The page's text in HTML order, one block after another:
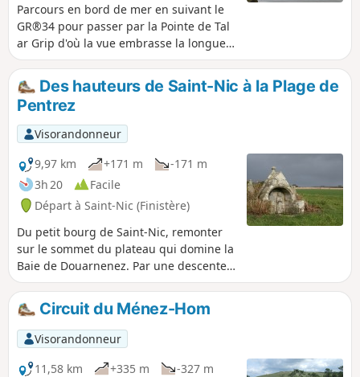
Parcours en bord de mer en suivant le
GR®34 pour passer par la Pointe de Tal
ar Grip d'où la vue embrasse la longue
Plage de Pentrez. Retour sur des petites
routes pour découvrir la Chapelle Saint-
Sébastien et sa fontaine. Retrouver
enfin le sentier côtier de l'aller et
constater le changement de paysage au
gré de la marée. (Attention) au départ,
le GR® a été dévié sur une centaine de
mètres par la route (information
transmise par un visorandoneur)
Des hauteurs de Saint-Nic à la Plage de
Pentrez
Visorandonneur
9,97 km
+171 m
-171 m
3h 20
Facile
Départ à Saint-Nic (Finistère)
Du petit bourg de Saint-Nic, remonter
sur le sommet du plateau qui domine la
Baie de Douarnenez. Par une descente
régulière, rejoindre la Plage de Pentrez.
Sur ce parcours, passage au Dolmen de
Ménez Lié, à la Chapelle Saint-Côme et
sa fontaine votive et enfin la fontaine
près le l'Église Saint-Nicaise de Saint-
Nic.
Circuit du Ménez-Hom
Visorandonneur
11,58 km
+335 m
-327 m